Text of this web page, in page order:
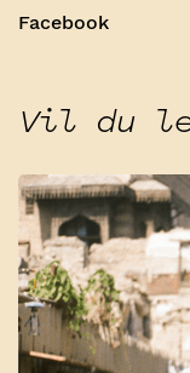
Facebook
Vil du